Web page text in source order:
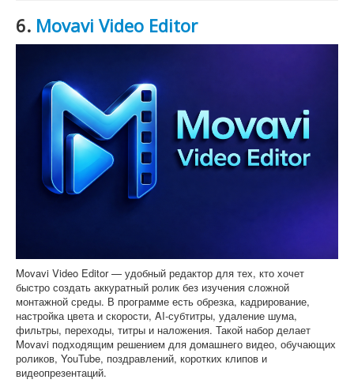
6. Movavi Video Editor
Movavi Video Editor — удобный редактор для тех, кто хочет
быстро создать аккуратный ролик без изучения сложной
монтажной среды. В программе есть обрезка, кадрирование,
настройка цвета и скорости, AI-субтитры, удаление шума,
фильтры, переходы, титры и наложения. Такой набор делает
Movavi подходящим решением для домашнего видео, обучающих
роликов, YouTube, поздравлений, коротких клипов и
видеопрезентаций.